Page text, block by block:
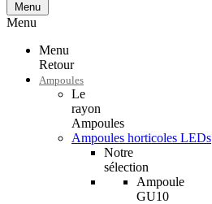
Menu
Menu
Menu
Retour
Ampoules
Le
rayon
Ampoules
Ampoules horticoles LEDs
Notre
sélection
Ampoule
GU10